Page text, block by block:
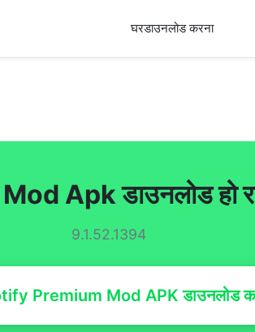
घरडाउनलोड करना
Apk डाउनलोड हो
9.1.52.1394
Premium Mod APK डाउनलोड